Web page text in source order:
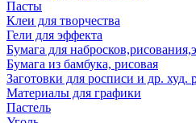
Пасты
Клеи для творчества
Гели для эффекта
Бумага для
Бумага из бамбука, рисовая
Заготовки для росписи и др. худ.
Материалы для графики
Пастель